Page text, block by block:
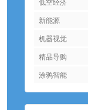
新能源
机器视觉
精品导购
涂鸦智能